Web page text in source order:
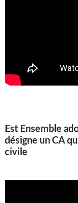
Est Ensemble
désigne un CA
civile